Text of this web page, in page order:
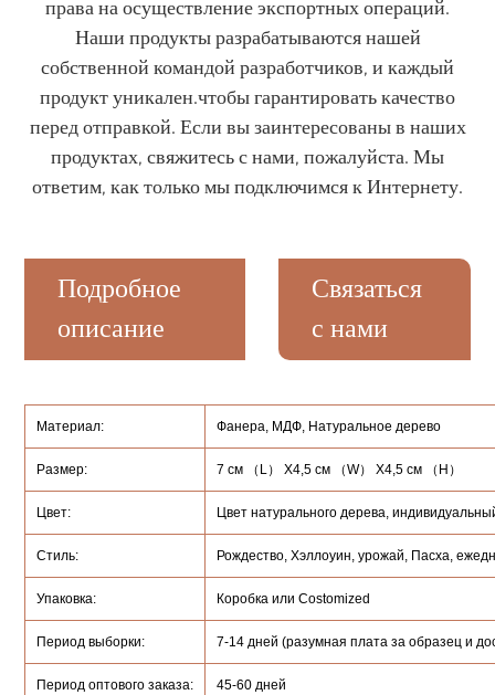
права на осуществление экспортных операций.
Наши продукты разрабатываются нашей
собственной командой разработчиков, и каждый
продукт уникален.чтобы гарантировать качество
перед отправкой. Если вы заинтересованы в наших
продуктах, свяжитесь с нами, пожалуйста. Мы
ответим, как только мы подключимся к Интернету.
Подробное
описание
Связаться
с нами
Материал: Фанера, МДФ, Натуральное дерево
Размер: 7 см （L） X4,5 см （W） X4,5 см （H）
Цвет: Цвет натурального дерева,
Стиль: Рождество, Хэллоуин, урожай, Пасха,
Упаковка: Коробка или Costomized
Период выборки: 7-14 дней (разумная плата за образец и
Период оптового заказа: 45-60 дней